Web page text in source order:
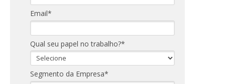
Email*
Qual seu papel no trabalho?*
Segmento da Empresa*